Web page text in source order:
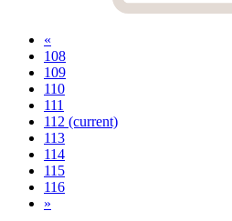
«
108
109
110
111
112 (current)
113
114
115
116
»